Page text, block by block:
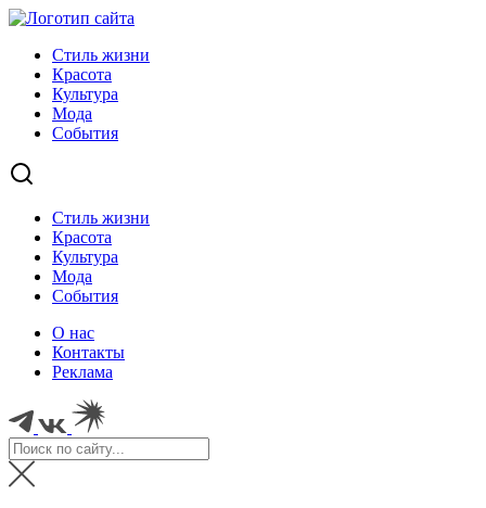
Стиль жизни
Красота
Культура
Мода
События
Стиль жизни
Красота
Культура
Мода
События
О нас
Контакты
Реклама